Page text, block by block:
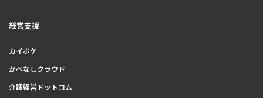
経営支援
カイポケ
かべなしクラウド
介護経営ドットコム